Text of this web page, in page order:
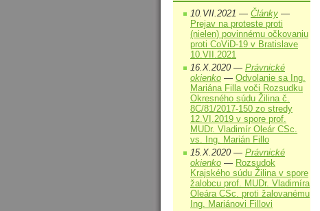
10.VII.2021 — Články —
Prejav na proteste proti
(nielen) povinnému očkovaniu
proti CoViD-19 v Bratislave
10.VII.2021
16.X.2020 — Právnické
okienko — Odvolanie sa Ing.
Mariána Filla voči Rozsudku
Okresného súdu Žilina č.
8C/81/2017-150 zo stredy
12.VI.2019 v spore prof.
MUDr. Vladimír Oleár CSc.
vs. Ing. Marián Fillo
15.X.2020 — Právnické
okienko — Rozsudok
Krajského súdu Žilina v spore
žalobcu prof. MUDr. Vladimíra
Oleára CSc. proti žalovanému
Ing. Mariánovi Fillovi